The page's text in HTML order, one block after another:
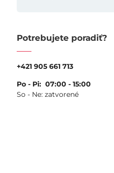
Potrebujete poradiť?
+421 905 661 713
Po - Pi: 07:00 - 15:00
So - Ne: zatvorené